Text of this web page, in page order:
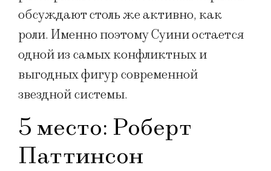
обсуждают столь же активно, как
роли. Именно поэтому Суини остается
одной из самых конфликтных и
выгодных фигур современной
звездной системы.
5 место: Роберт
Паттинсон